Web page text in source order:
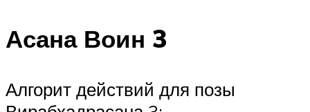
Асана Воин 3
Алгорит действий для позы